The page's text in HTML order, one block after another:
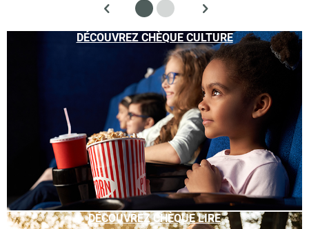
DÉCOUVREZ CHÈQUE CULTURE
DÉCOUVREZ CHÈQUE LIRE